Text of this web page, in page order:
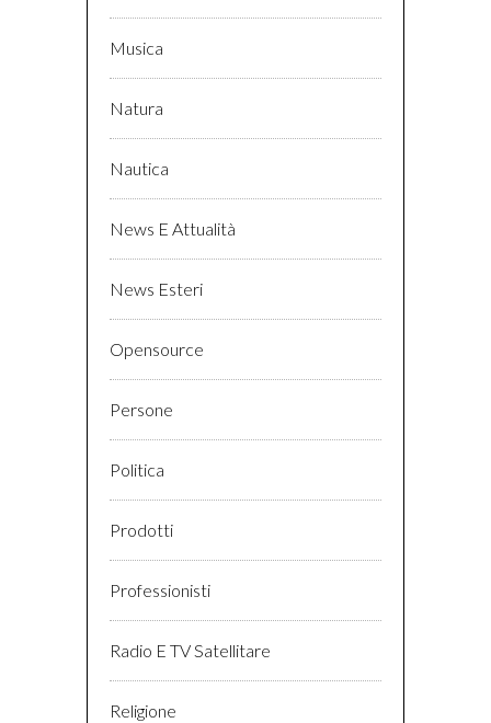
Musica
Natura
Nautica
News E Attualità
News Esteri
Opensource
Persone
Politica
Prodotti
Professionisti
Radio E TV Satellitare
Religione